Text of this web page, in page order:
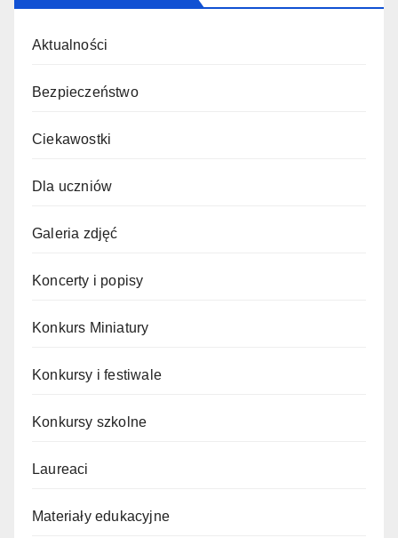
Aktualności
Bezpieczeństwo
Ciekawostki
Dla uczniów
Galeria zdjęć
Koncerty i popisy
Konkurs Miniatury
Konkursy i festiwale
Konkursy szkolne
Laureaci
Materiały edukacyjne